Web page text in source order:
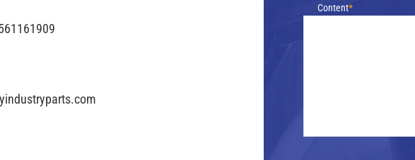
Content